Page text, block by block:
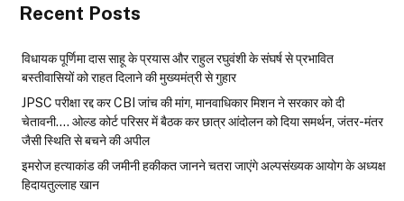
Recent Posts
विधायक पूर्णिमा दास साहू के प्रयास और राहुल रघुवंशी के संघर्ष से प्रभावित
बस्तीवासियों को राहत दिलाने की मुख्यमंत्री से गुहार
JPSC परीक्षा रद्द कर CBI जांच की मांग, मानवाधिकार मिशन ने सरकार को दी
चेतावनी…. ओल्ड कोर्ट परिसर में बैठक कर छात्र आंदोलन को दिया समर्थन, जंतर-मंतर
जैसी स्थिति से बचने की अपील
इमरोज हत्याकांड की जमीनी हकीकत जानने चतरा जाएंगे अल्पसंख्यक आयोग के अध्यक्ष
हिदायतुल्लाह खान